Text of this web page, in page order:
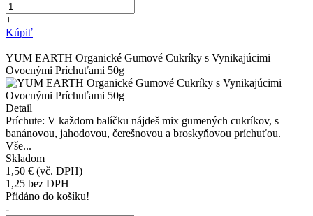
+
Kúpiť
YUM EARTH Organické Gumové Cukríky s Vynikajúcimi
Ovocnými Príchuťami 50g
Detail
Príchute: V každom balíčku nájdeš mix gumených cukríkov, s
banánovou, jahodovou, čerešnovou a broskyňovou príchuťou.
Vše...
Skladom
1,50 € (vč. DPH)
1,25 bez DPH
Přidáno do košíku!
-